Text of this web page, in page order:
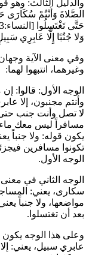
والدليل الثالث: وهو
الصَّلاةَ وَأَنْتُمْ سُكَارَى
حَتَّى تَغْتَسِلُوا [النساء:43]، وهذه الآية موضع الشاهد منها قوله تعالى:
وَلا جُنُبًا إِلَّا عَابِرِي
وفي معنى الآية
وغيرهما، انتبهوا لهما:
الوجه الأول: قالوا:
وأنتم مجنبون، إلا
لا تصل وأنت جنب حتى
مسافراً ليس معك
يكون قوله: ولا جنباً
تكونوا مسافرين
الوجه الأول.
الوجه الثاني في معنى
سكارى، يعني:
مواضعها، ولا جنباً
بعد أن تغتسلوا.
وعلى هذا الوجه يكون
عابري سبيل، يعني: